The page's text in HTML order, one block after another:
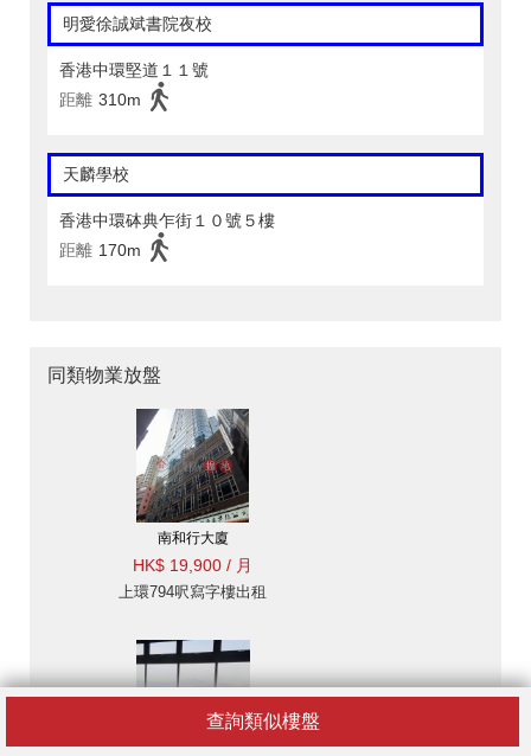
查詢類似樓盤
明愛徐誠斌書院夜校
香港中環堅道１１號
距離 310m
天麟學校
香港中環砵典乍街１０號５樓
距離 170m
同類物業放盤
南和行大廈
HK$ 19,900 / 月
上環794呎寫字樓出租